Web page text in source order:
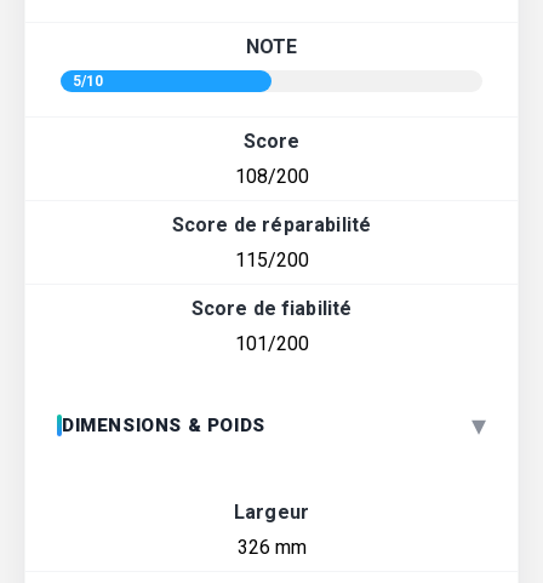
NOTE
5/10
Score
108/200
Score de réparabilité
115/200
Score de fiabilité
101/200
DIMENSIONS & POIDS ▾
Largeur
326 mm